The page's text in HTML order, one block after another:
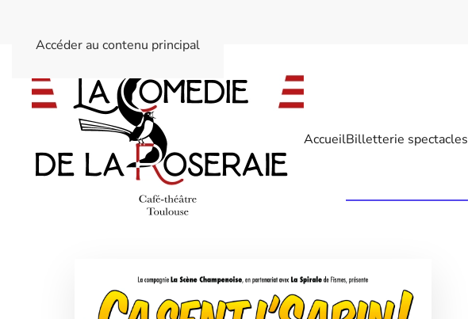
Accéder au contenu principal
AccueilBilletterie spectacles